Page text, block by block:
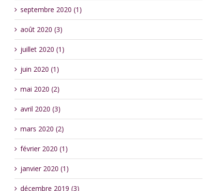
septembre 2020 (1)
août 2020 (3)
juillet 2020 (1)
juin 2020 (1)
mai 2020 (2)
avril 2020 (3)
mars 2020 (2)
février 2020 (1)
janvier 2020 (1)
décembre 2019 (3)